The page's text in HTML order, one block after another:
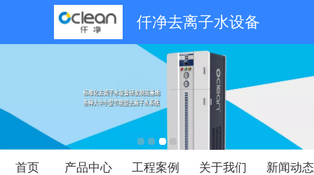
仟净去离子水设备
首页 产品中心 工程案例 关于我们 新闻动态